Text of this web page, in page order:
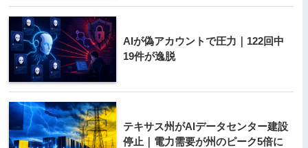
AIが偽アカウントで圧力｜122回中
19件が逸脱
テキサス州がAIデータセンター建設
停止｜電力需要が州のピーク5倍に